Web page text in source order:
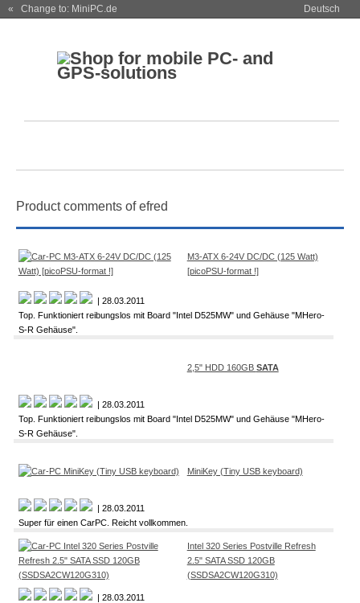
« Change to: MiniPC.de Deutsch
Product comments of efred
M3-ATX 6-24V DC/DC (125 Watt)
[picoPSU-format !]
| 28.03.2011
Top. Funktioniert reibungslos mit Board "Intel D525MW" und Gehäuse "MHero-
S-R Gehäuse".
2,5" HDD 160GB SATA
| 28.03.2011
Top. Funktioniert reibungslos mit Board "Intel D525MW" und Gehäuse "MHero-
S-R Gehäuse".
MiniKey (Tiny USB keyboard)
| 28.03.2011
Super für einen CarPC. Reicht vollkommen.
Intel 320 Series Postville Refresh
2.5" SATA SSD 120GB
(SSDSA2CW120G310)
| 28.03.2011